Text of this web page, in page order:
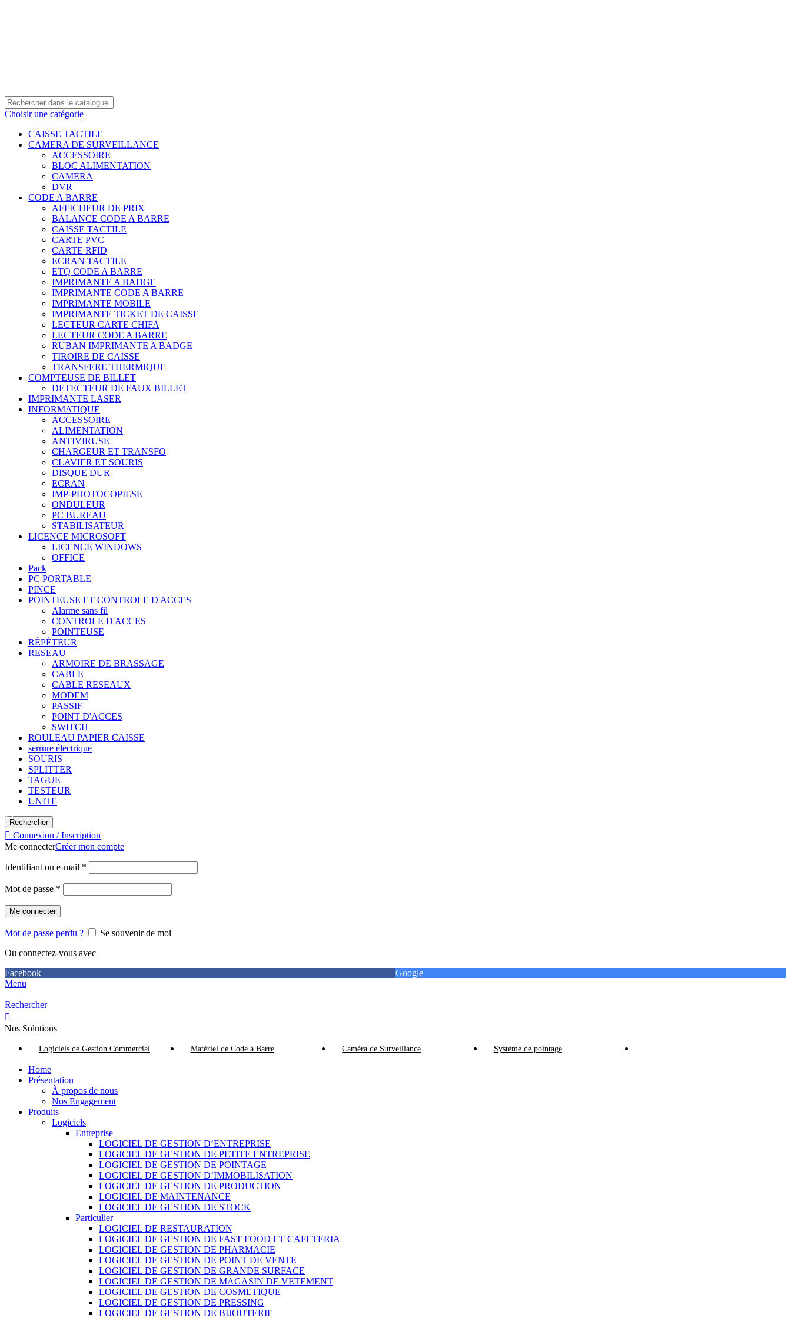
Choisir une catégorie
CAISSE TACTILE
CAMERA DE SURVEILLANCE
ACCESSOIRE
BLOC ALIMENTATION
CAMERA
DVR
CODE A BARRE
AFFICHEUR DE PRIX
BALANCE CODE A BARRE
CAISSE TACTILE
CARTE PVC
CARTE RFID
ECRAN TACTILE
ETQ CODE A BARRE
IMPRIMANTE A BADGE
IMPRIMANTE CODE A BARRE
IMPRIMANTE MOBILE
IMPRIMANTE TICKET DE CAISSE
LECTEUR CARTE CHIFA
LECTEUR CODE A BARRE
RUBAN IMPRIMANTE A BADGE
TIROIRE DE CAISSE
TRANSFERE THERMIQUE
COMPTEUSE DE BILLET
DETECTEUR DE FAUX BILLET
IMPRIMANTE LASER
INFORMATIQUE
ACCESSOIRE
ALIMENTATION
ANTIVIRUSE
CHARGEUR ET TRANSFO
CLAVIER ET SOURIS
DISQUE DUR
ECRAN
IMP-PHOTOCOPIESE
ONDULEUR
PC BUREAU
STABILISATEUR
LICENCE MICROSOFT
LICENCE WINDOWS
OFFICE
Pack
PC PORTABLE
PINCE
POINTEUSE ET CONTROLE D'ACCES
Alarme sans fil
CONTROLE D'ACCES
POINTEUSE
RÉPÉTEUR
RESEAU
ARMOIRE DE BRASSAGE
CABLE
CABLE RESEAUX
MODEM
PASSIF
POINT D'ACCES
SWITCH
ROULEAU PAPIER CAISSE
serrure électrique
SOURIS
SPLITTER
TAGUE
TESTEUR
UNITE
Rechercher
Connexion / Inscription
Me connecterCréer mon compte
Identifiant ou e-mail *
Mot de passe *
Me connecter
Mot de passe perdu ?
Se souvenir de moi
Ou connectez-vous avec
Facebook
Google
Menu
Rechercher
Nos Solutions
Logiciels de Gestion Commercial Matériel de Code à Barre Caméra de Surveillance Système de pointage
Home
Présentation
À propos de nous
Nos Engagement
Produits
Logiciels
Entreprise
LOGICIEL DE GESTION D’ENTREPRISE
LOGICIEL DE GESTION DE PETITE ENTREPRISE
LOGICIEL DE GESTION DE POINTAGE
LOGICIEL DE GESTION D’IMMOBILISATION
LOGICIEL DE GESTION DE PRODUCTION
LOGICIEL DE MAINTENANCE
LOGICIEL DE GESTION DE STOCK
Particulier
LOGICIEL DE RESTAURATION
LOGICIEL DE GESTION DE FAST FOOD ET CAFETERIA
LOGICIEL DE GESTION DE PHARMACIE
LOGICIEL DE GESTION DE POINT DE VENTE
LOGICIEL DE GESTION DE GRANDE SURFACE
LOGICIEL DE GESTION DE MAGASIN DE VETEMENT
LOGICIEL DE GESTION DE COSMETIQUE
LOGICIEL DE GESTION DE PRESSING
LOGICIEL DE GESTION DE BIJOUTERIE